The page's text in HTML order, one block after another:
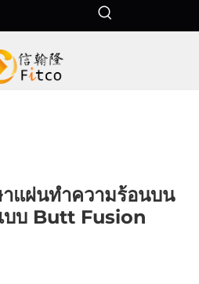
แผ่นทำความร้อนบน
บบ Butt Fusion